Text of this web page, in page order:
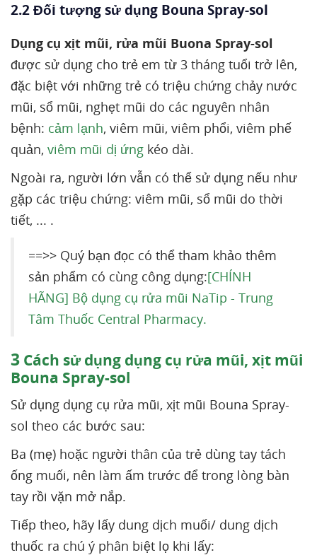
2.2 Đối tượng sử dụng Bouna Spray-sol
Dụng cụ xịt mũi, rửa mũi Buona Spray-sol
được sử dụng cho trẻ em từ 3 tháng tuổi trở lên,
đặc biệt với những trẻ có triệu chứng chảy nước
mũi, sổ mũi, nghẹt mũi do các nguyên nhân
bệnh: cảm lạnh, viêm mũi, viêm phổi, viêm phế
quản, viêm mũi dị ứng kéo dài.
Ngoài ra, người lớn vẫn có thể sử dụng nếu như
gặp các triệu chứng: viêm mũi, sổ mũi do thời
tiết, ... .
==>> Quý bạn đọc có thể tham khảo thêm
sản phẩm có cùng công dụng:[CHÍNH
HÃNG] Bộ dụng cụ rửa mũi NaTip - Trung
Tâm Thuốc Central Pharmacy.
3 Cách sử dụng dụng cụ rửa mũi, xịt mũi
Bouna Spray-sol
Sử dụng dụng cụ rửa mũi, xịt mũi Bouna Spray-
sol theo các bước sau:
Ba (mẹ) hoặc người thân của trẻ dùng tay tách
ống muối, nên làm ấm trước để trong lòng bàn
tay rồi vặn mở nắp.
Tiếp theo, hãy lấy dung dịch muối/ dung dịch
thuốc ra chú ý phân biệt lọ khi lấy: